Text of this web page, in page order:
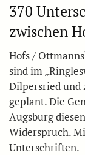
370
zwischen
Hofs /
sind im
Dilpersried und
geplant. Die
Augsburg
Widerspruch.
Unterschriften.